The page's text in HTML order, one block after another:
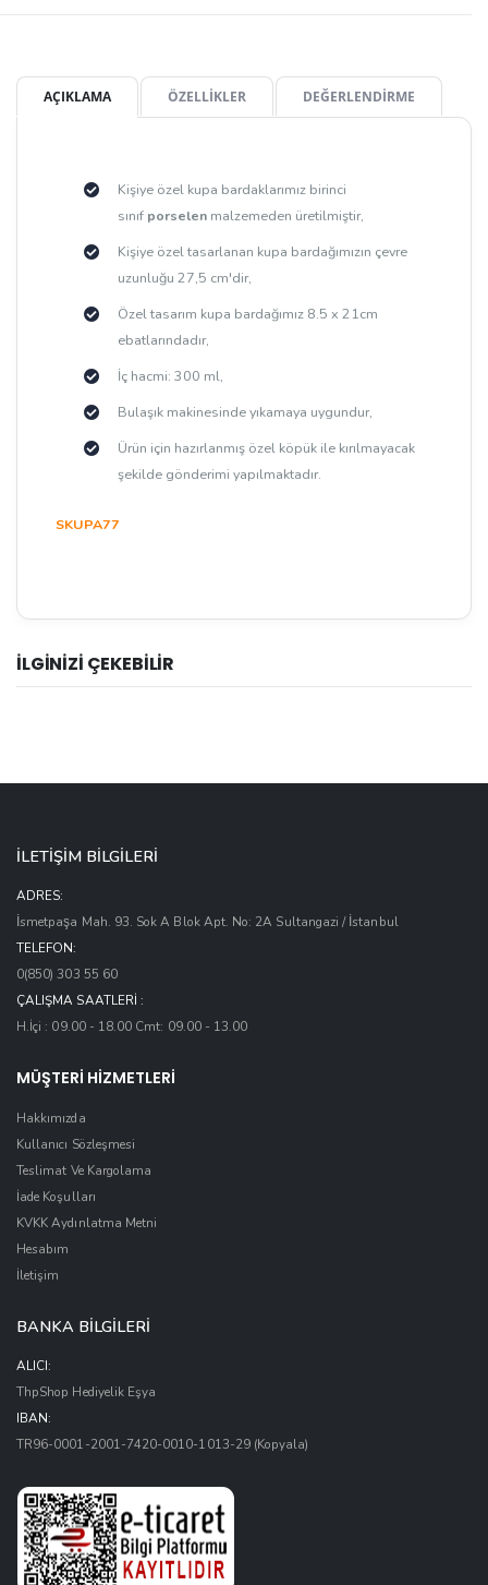
AÇIKLAMA ÖZELLİKLER DEĞERLENDİRME
Kişiye özel kupa bardaklarımız birinci
sınıfporselen malzemeden üretilmiştir,
Kişiye özel tasarlanan kupa bardağımızın çevre
uzunluğu 27,5 cm'dir,
Özel tasarım kupa bardağımız 8.5 x 21cm
ebatlarındadır,
İç hacmi: 300 ml,
Bulaşık makinesinde yıkamaya uygundur,
Ürün için hazırlanmış özel köpük ile kırılmayacak
şekilde gönderimi yapılmaktadır.
SKUPA77
İLGİNİZİ ÇEKEBİLİR
İLETİŞİM BİLGİLERİ
ADRES:
İsmetpaşa Mah. 93. Sok A Blok Apt. No: 2A Sultangazi / İstanbul
TELEFON:
0(850) 303 55 60
ÇALIŞMA SAATLERI :
H.İçi : 09.00 - 18.00 Cmt: 09.00 - 13.00
MÜŞTERİ HİZMETLERİ
Hakkımızda
Kullanıcı Sözleşmesi
Teslimat Ve Kargolama
İade Koşulları
KVKK Aydınlatma Metni
Hesabım
İletişim
BANKA BİLGİLERİ
ALICI:
ThpShop Hediyelik Eşya
IBAN:
TR96-0001-2001-7420-0010-1013-29(Kopyala)